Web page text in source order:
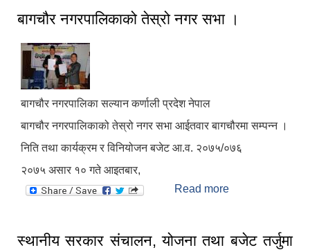
बागचौर नगरपालिकाको तेस्रो नगर सभा ।
बागचौर नगरपालिका सल्यान कर्णाली प्रदेश नेपाल
बागचौर नगरपालिकाको तेस्रो नगर सभा आईतवार बागचौरमा सम्पन्न ।
निति तथा कार्यक्रम र विनियोजन बजेट आ.व. २०७५/०७६
२०७५ असार १० गते आइतबार,
Read more
स्थानीय सरकार संचालन, योजना तथा बजेट तर्जुमा